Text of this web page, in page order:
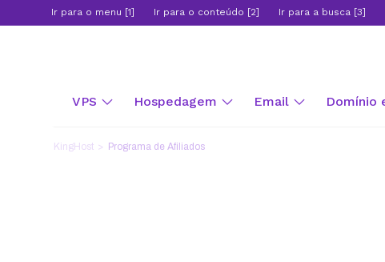
Ir para o menu [1] Ir para o conteúdo [2] Ir para a busca [3]
VPS Hospedagem Email Domínio
KingHost Programa de Afiliados